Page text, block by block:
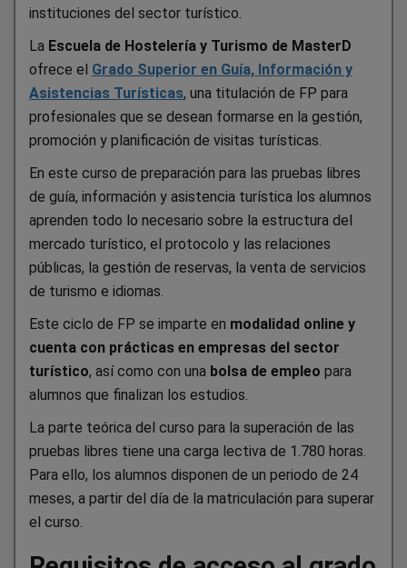
instituciones del sector turístico.
La Escuela de Hostelería y Turismo de MasterD
ofrece el Grado Superior en Guía, Información y
Asistencias Turísticas, una titulación de FP para
profesionales que se desean formarse en la gestión,
promoción y planificación de visitas turísticas.
En este curso de preparación para las pruebas libres
de guía, información y asistencia turística los alumnos
aprenden todo lo necesario sobre la estructura del
mercado turístico, el protocolo y las relaciones
públicas, la gestión de reservas, la venta de servicios
de turismo e idiomas.
Este ciclo de FP se imparte en modalidad online y
cuenta con prácticas en empresas del sector
turístico, así como con una bolsa de empleo para
alumnos que finalizan los estudios.
La parte teórica del curso para la superación de las
pruebas libres tiene una carga lectiva de 1.780 horas.
Para ello, los alumnos disponen de un periodo de 24
meses, a partir del día de la matriculación para superar
el curso.